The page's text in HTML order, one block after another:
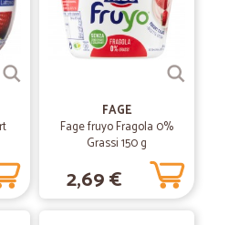
23/04/2021
(anche fresca) che arriva a casa
e la merce arriva accuratamente
il corriere che la consegna è
ho detto addio al supermercato!
FAGE
Fage fruyo Fragola 0%
Grassi 150 g
2,69 €